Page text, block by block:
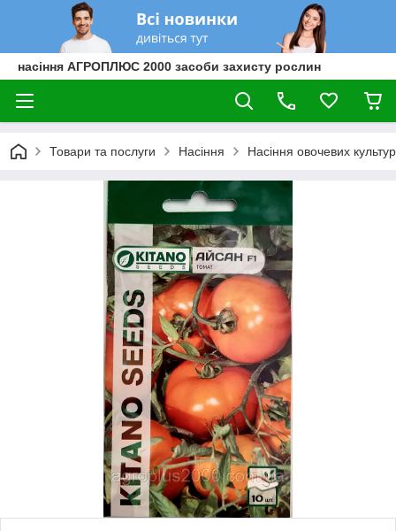
насіння АГРОПЛЮС 2000 засоби захисту рослин
Товари та послуги Насіння Насіння овочевих культур